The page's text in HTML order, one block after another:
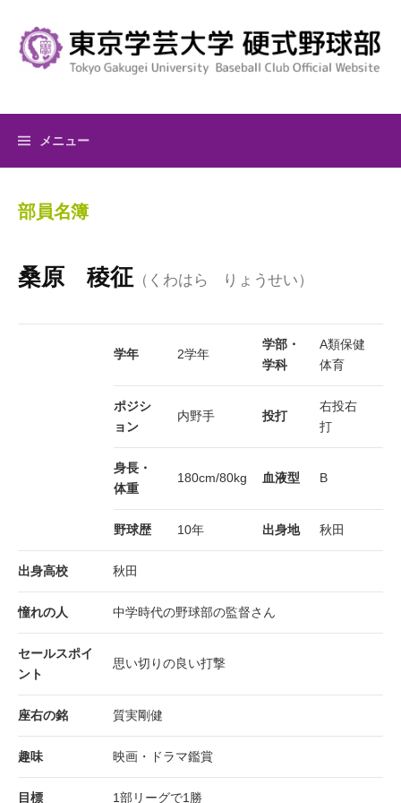
キ
メニュー
部員名簿
桑原 稜征（くわはら りょうせい）
学年 2学年
学部・
学科
A類保健
体育
ポジシ
ョン
内野手 投打
右投右
打
身長・
体重
180cm/80kg 血液型 B
野球歴 10年 出身地 秋田
出身高校 秋田
憧れの人 中学時代の野球部の監督さん
セールスポイ
ント
思い切りの良い打撃
座右の銘 質実剛健
趣味 映画・ドラマ鑑賞
目標 1部リーグで1勝